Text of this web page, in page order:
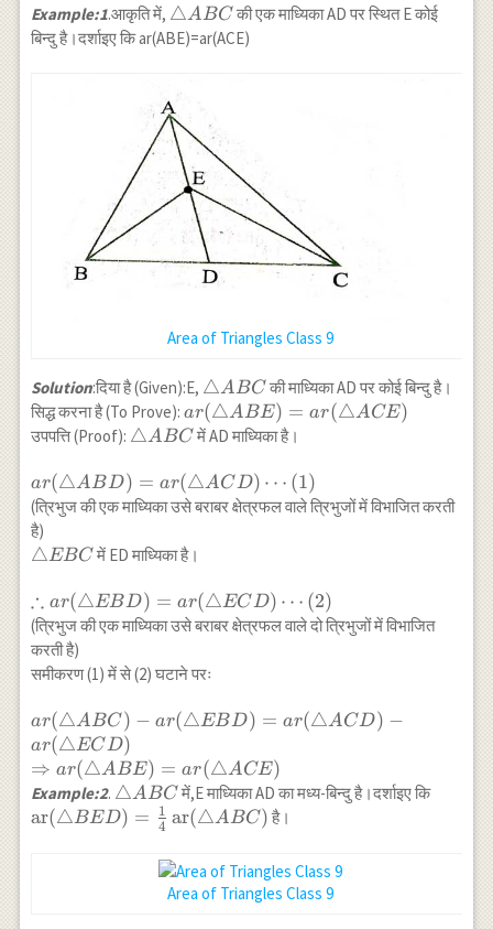
Example:1.आकृति में, \triangle
ABC
△ABC की एक माध्यिका AD पर स्थित E कोई
बिन्दु है।दर्शाइए कि ar(ABE)=ar(ACE)
Area of Triangles Class 9
Solution:दिया है (Given):E, \triangle
ABC
△ABC की माध्यिका AD पर कोई बिन्दु है।
सिद्ध करना है (To Prove): ar(\triangle
ABE)=ar(\triangle
ar(△ABE) = ar(△ACE)
उपपत्ति (Proof): \triangle
△ABC में AD माध्यिका है।
ar(\triangle
ABD)=ar(\triangle
ACD) \cdots(1)
ar(△ABD) = ar(△ACD) ⋯ (1)
(त्रिभुज की एक माध्यिका उसे बराबर क्षेत्रफल वाले त्रिभुजों में विभाजित करती
है)
\triangle
△EBC में ED माध्यिका है।
\therefore
ar(\triangle
EBD)=ar(\triangle
ECD) \cdots(2)
∴ ar(△EBD) = ar(△ECD) ⋯ (2)
(त्रिभुज की एक माध्यिका उसे बराबर क्षेत्रफल वाले दो त्रिभुजों में विभाजित
करती है)
समीकरण (1) में से (2) घटाने परः
ar(\triangle ABC)-
ar(\triangle
EBD)=ar(\triangle
ACD)-ar(\triangle
ECD) \\
\Rightarrow
ABE)=ar(\triangle
ar(△ABC) − ar(△EBD) = ar(△ACD) −
ar(△ECD)
⇒ ar(△ABE) = ar(△ACE)
Example:2. \triangle
ABC
△ABC में,E माध्यिका AD का मध्य-बिन्दु है।दर्शाइए कि
ar(△BED) = 4
1 ar(△ABC) है।
Area of Triangles Class 9